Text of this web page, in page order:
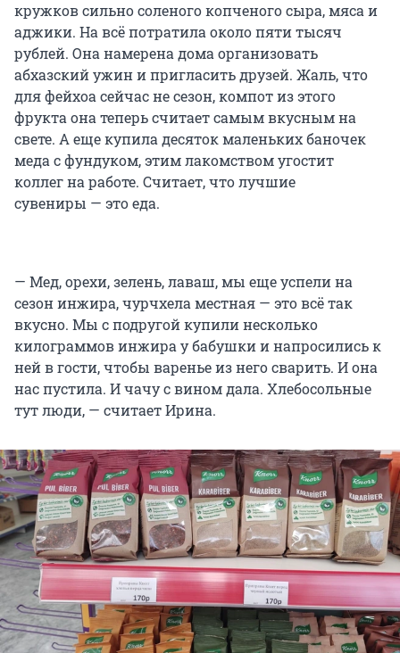
кружков сильно соленого копченого сыра, мяса и
аджики. На всё потратила около пяти тысяч
рублей. Она намерена дома организовать
абхазский ужин и пригласить друзей. Жаль, что
для фейхоа сейчас не сезон, компот из этого
фрукта она теперь считает самым вкусным на
свете. А еще купила десяток маленьких баночек
меда с фундуком, этим лакомством угостит
коллег на работе. Считает, что лучшие
сувениры — это еда.
— Мед, орехи, зелень, лаваш, мы еще успели на
сезон инжира, чурчхела местная — это всё так
вкусно. Мы с подругой купили несколько
килограммов инжира у бабушки и напросились к
ней в гости, чтобы варенье из него сварить. И она
нас пустила. И чачу с вином дала. Хлебосольные
тут люди, — считает Ирина.